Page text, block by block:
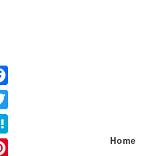
コ
ン
テ
ン
ツ
へ
Home